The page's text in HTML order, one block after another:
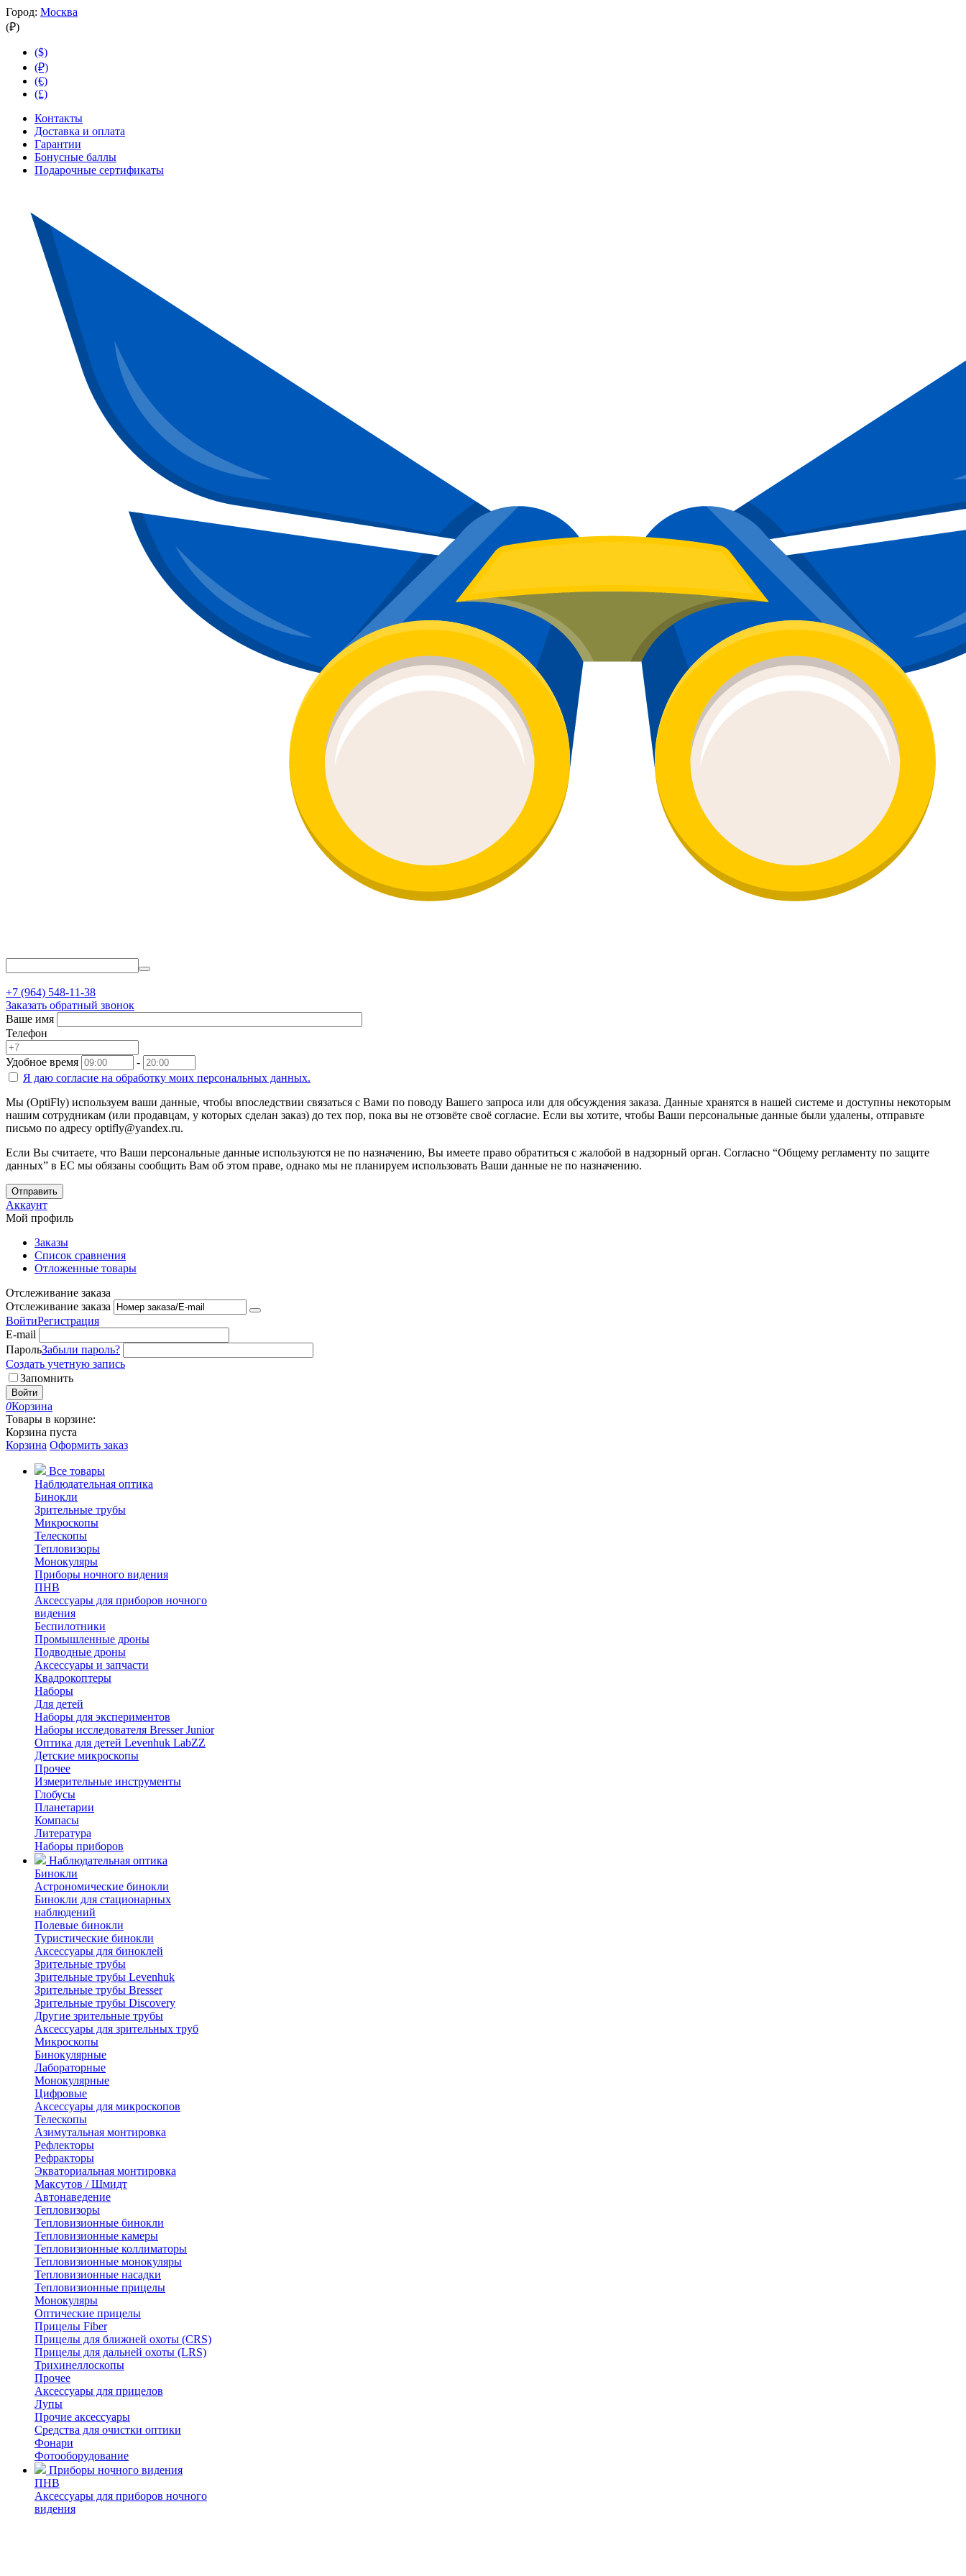
Город: Москва
(₽)
($)
(₽)
(€)
(£)
Контакты
Доставка и оплата
Гарантии
Бонусные баллы
Подарочные сертификаты
+7 (964) 548-11-38
Заказать обратный звонок
Ваше имя
Телефон
Удобное время
-
Я даю согласие на обработку моих персональных данных.
Мы (OptiFly) используем ваши данные, чтобы впоследствии связаться с Вами по поводу Вашего запроса или для обсуждения заказа. Данные хранятся в нашей системе и доступны некоторым
нашим сотрудникам (или продавцам, у которых сделан заказ) до тех пор, пока вы не отзовёте своё согласие. Если вы хотите, чтобы Ваши персональные данные были удалены, отправьте
письмо по адресу optifly@yandex.ru.
Если Вы считаете, что Ваши персональные данные используются не по назначению, Вы имеете право обратиться с жалобой в надзорный орган. Согласно “Общему регламенту по защите
данных” в ЕС мы обязаны сообщить Вам об этом праве, однако мы не планируем использовать Ваши данные не по назначению.
Отправить
Аккаунт
Мой профиль
Заказы
Список сравнения
Отложенные товары
Отслеживание заказа
Отслеживание заказа
ВойтиРегистрация
E-mail
ПарольЗабыли пароль?
Создать учетную запись
Запомнить
Войти
0Корзина
Товары в корзине:
Корзина пуста
Корзина Оформить заказ
Все товары
Наблюдательная оптика
Бинокли
Зрительные трубы
Микроскопы
Телескопы
Тепловизоры
Монокуляры
Приборы ночного видения
ПНВ
Аксессуары для приборов ночного
видения
Беспилотники
Промышленные дроны
Подводные дроны
Аксессуары и запчасти
Квадрокоптеры
Наборы
Для детей
Наборы для экспериментов
Наборы исследователя Bresser Junior
Оптика для детей Levenhuk LabZZ
Детские микроскопы
Прочее
Измерительные инструменты
Глобусы
Планетарии
Компасы
Литература
Наборы приборов
Наблюдательная оптика
Бинокли
Астрономические бинокли
Бинокли для стационарных
наблюдений
Полевые бинокли
Туристические бинокли
Аксессуары для биноклей
Зрительные трубы
Зрительные трубы Levenhuk
Зрительные трубы Bresser
Зрительные трубы Discovery
Другие зрительные трубы
Аксессуары для зрительных труб
Микроскопы
Бинокулярные
Лабораторные
Монокулярные
Цифровые
Аксессуары для микроскопов
Телескопы
Азимутальная монтировка
Рефлекторы
Рефракторы
Экваториальная монтировка
Максутов / Шмидт
Автонаведение
Тепловизоры
Тепловизионные бинокли
Тепловизионные камеры
Тепловизионные коллиматоры
Тепловизионные монокуляры
Тепловизионные насадки
Тепловизионные прицелы
Монокуляры
Оптические прицелы
Прицелы Fiber
Прицелы для ближней охоты (CRS)
Прицелы для дальней охоты (LRS)
Трихинеллоскопы
Прочее
Аксессуары для прицелов
Лупы
Прочие аксессуары
Средства для очистки оптики
Фонари
Фотооборудование
Приборы ночного видения
ПНВ
Аксессуары для приборов ночного
видения